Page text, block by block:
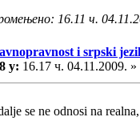
16.11 ч.
i srpski
у: 16.17 ч. 04.11.2009. »
se ne odnosi na